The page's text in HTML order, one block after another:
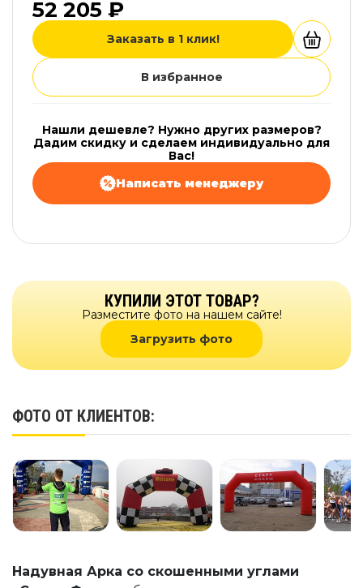
52 205 ₽
Заказать в 1 клик!
В избранное
Нашли дешевле? Нужно других размеров?
Дадим скидку и сделаем индивидуально для
Вас!
Написать менеджеру
КУПИЛИ ЭТОТ ТОВАР?
Разместите фото на нашем сайте!
Загрузить фото
ФОТО ОТ КЛИЕНТОВ:
Надувная Арка со скошенными углами